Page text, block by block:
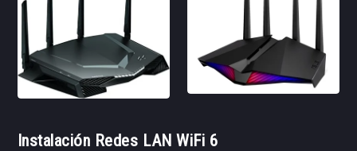
Instalación Redes LAN WiFi 6